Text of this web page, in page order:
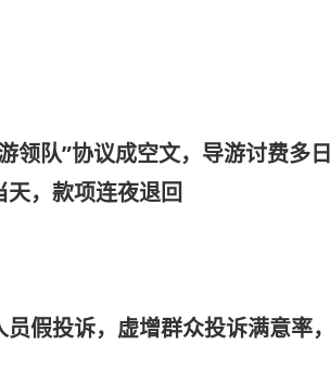
领队”协议成空文，导游讨费多日
，款项连夜退回
假投诉，虚增群众投诉满意率，